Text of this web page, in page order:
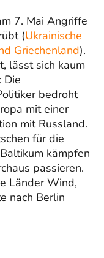
7. Mai Angriffe
(Ukrainische
Griechenland).
lässt sich kaum
Die
bedroht
mit einer
mit Russland.
für die
kämpfen
passieren.
Länder Wind,
nach Berlin